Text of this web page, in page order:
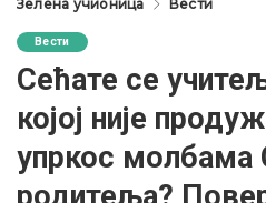
Зелена учионица Вести
Вести
Сећате се
којој није
упркос